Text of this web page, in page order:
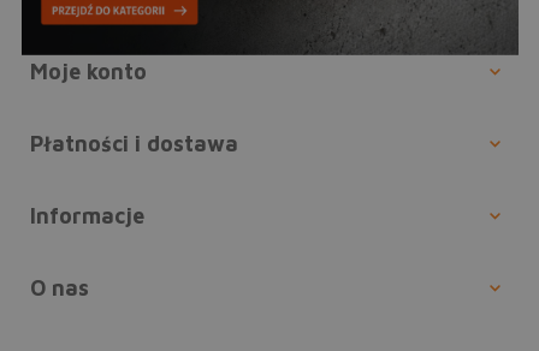
Moje konto
Płatności i dostawa
Informacje
O nas